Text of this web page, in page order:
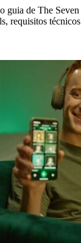
guia de The
requisitos